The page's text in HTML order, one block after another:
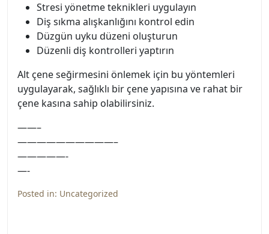
Stresi yönetme teknikleri uygulayın
Diş sıkma alışkanlığını kontrol edin
Düzgün uyku düzeni oluşturun
Düzenli diş kontrolleri yaptırın
Alt çene seğirmesini önlemek için bu yöntemleri
uygulayarak, sağlıklı bir çene yapısına ve rahat bir
çene kasına sahip olabilirsiniz.
——–
——————————–
—————-
—-
Posted in: Uncategorized